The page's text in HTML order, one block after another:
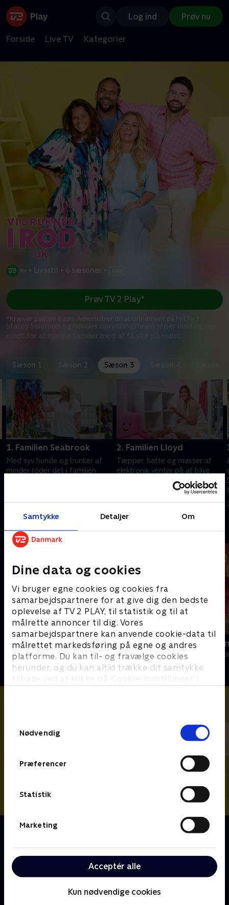
Samtykke Detaljer Om
Dine data og cookies
Vi bruger egne cookies og cookies fra
samarbejdspartnere for at give dig den bedste
oplevelse af TV 2 PLAY, til statistik og til at
målrette annoncer til dig. Vores
samarbejdspartnere kan anvende cookie-data til
målrettet markedsføring på egne og andres
platforme. Du kan til- og fravælge cookies
herunder, og du kan altid trække dit samtykke
tilbage ved at klikke på ’Cookie-indstillinger’ i
Nødvendig
Præferencer
Statistik
Marketing
Acceptér alle
Kun nødvendige cookies
Log ind Prøv nu
Forside Live TV Kategorier
• Livsstil • 6 sæsoner
Stacey Solomon og hendes oprydningsteam rejser land og rige
rundt for at hjælpe familier med at få styr på rodet.
Prøv TV 2 Play*
*Kræver pakken Basis. Administrer dit abonnement på Mit TV 2.
Sæson 1 Sæson 2 Sæson 3
1. Familien Seabrook
Med syv hunde og bunker af
minder roder det i familien
6. juli 2025 • 56 min
2. Familien Lloyd
Tæpper, hatte og masser af
elektronik venter på at blive
sorteret hos familien Lloyd, og
blandt rodet venter der
13. juli 2025 • 57 min
Andre så også
Ryd op i dit liv
Livsstil • 6 sæsoner
Linde på
Livsstil • 5
Om Vi drukner i rod UK
land og rige rundt for at hjælpe familier med at få
styr på rodet.